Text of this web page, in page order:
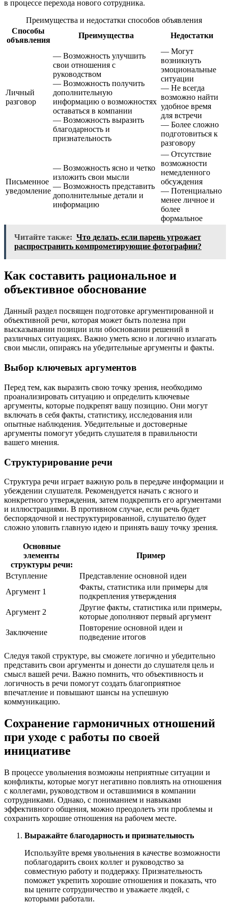
в процессе перехода нового сотрудника.
Преимущества и недостатки способов объявления
Способы
объявления
Преимущества Недостатки
Личный
разговор
— Возможность улучшить
свои отношения с
руководством
— Возможность получить
дополнительную
информацию о возможностях
оставаться в компании
— Возможность выразить
благодарность и
признательность
— Могут
возникнуть
эмоциональные
ситуации
— Не всегда
возможно найти
удобное время
для встречи
— Более сложно
подготовиться к
разговору
Письменное
уведомление
— Возможность ясно и четко
изложить свои мысли
— Возможность представить
дополнительные детали и
информацию
— Отсутствие
возможности
немедленного
обсуждения
— Потенциально
менее личное и
более
формальное
Читайте также: Что делать, если парень угрожает
распространить компрометирующие фотографии?
Как составить рациональное и
объективное обоснование
Данный раздел посвящен подготовке аргументированной и
объективной речи, которая может быть полезна при
высказывании позиции или обосновании решений в
различных ситуациях. Важно уметь ясно и логично излагать
свои мысли, опираясь на убедительные аргументы и факты.
Выбор ключевых аргументов
Перед тем, как выразить свою точку зрения, необходимо
проанализировать ситуацию и определить ключевые
аргументы, которые подкрепят вашу позицию. Они могут
включать в себя факты, статистику, исследования или
опытные наблюдения. Убедительные и достоверные
аргументы помогут убедить слушателя в правильности
вашего мнения.
Структурирование речи
Структура речи играет важную роль в передаче информации и
убеждении слушателя. Рекомендуется начать с ясного и
конкретного утверждения, затем подкрепить его аргументами
и иллюстрациями. В противном случае, если речь будет
беспорядочной и неструктурированной, слушателю будет
сложно уловить главную идею и принять вашу точку зрения.
Основные
элементы
структуры речи:
Пример
Вступление
Представление основной идеи
Аргумент 1
Факты, статистика или примеры для
подкрепления утверждения
Аргумент 2
Другие факты, статистика или примеры,
которые дополняют первый аргумент
Заключение
Повторение основной идеи и
подведение итогов
Следуя такой структуре, вы сможете логично и убедительно
представить свои аргументы и донести до слушателя цель и
смысл вашей речи. Важно помнить, что объективность и
логичность в речи помогут создать благоприятное
впечатление и повышают шансы на успешную
коммуникацию.
Сохранение гармоничных отношений
при уходе с работы по своей
инициативе
В процессе увольнения возможны неприятные ситуации и
конфликты, которые могут негативно повлиять на отношения
с коллегами, руководством и оставшимися в компании
сотрудниками. Однако, с пониманием и навыками
эффективного общения, можно преодолеть эти проблемы и
сохранить хорошие отношения на рабочем месте.
Выражайте благодарность и признательность
Используйте время увольнения в качестве возможности
поблагодарить своих коллег и руководство за
совместную работу и поддержку. Признательность
поможет укрепить хорошие отношения и показать, что
вы цените сотрудничество и уважаете людей, с
которыми работали.